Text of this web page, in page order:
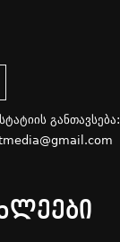
განთავსება: